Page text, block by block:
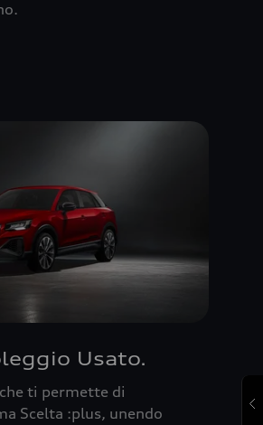
Usato.
ti permette di
Scelta :plus, unendo